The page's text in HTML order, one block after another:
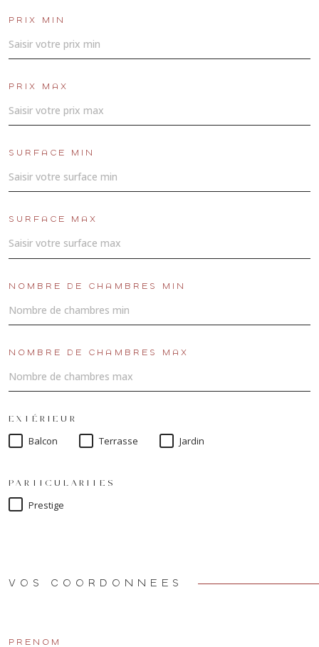
PRIX MIN
PRIX MAX
SURFACE MIN
SURFACE MAX
NOMBRE DE CHAMBRES MIN
NOMBRE DE CHAMBRES MAX
EXTÉRIEUR
Balcon Terrasse Jardin
PARTICULARITES
Prestige
VOS COORDONNÉES
PRÉNOM